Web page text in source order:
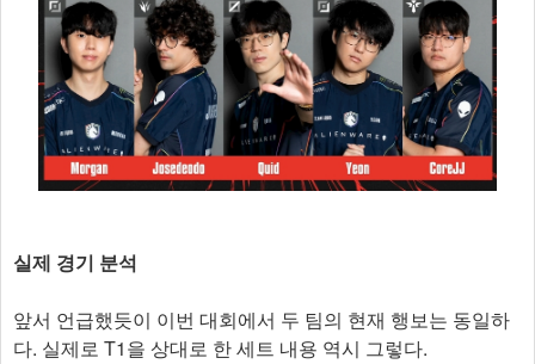
실제 경기 분석
앞서 언급했듯이 이번 대회에서 두 팀의 현재 행보는 동일하
다. 실제로 T1을 상대로 한 세트 내용 역시 그렇다.